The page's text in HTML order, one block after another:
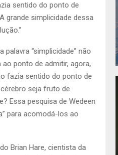
sentido do ponto de
grande simplicidade dessa
“simplicidade” não
ponto de admitir, agora,
fazia sentido do ponto de
seja fruto de
Essa pesquisa de Wedeen
para acomodá-los ao
Brian Hare, cientista da